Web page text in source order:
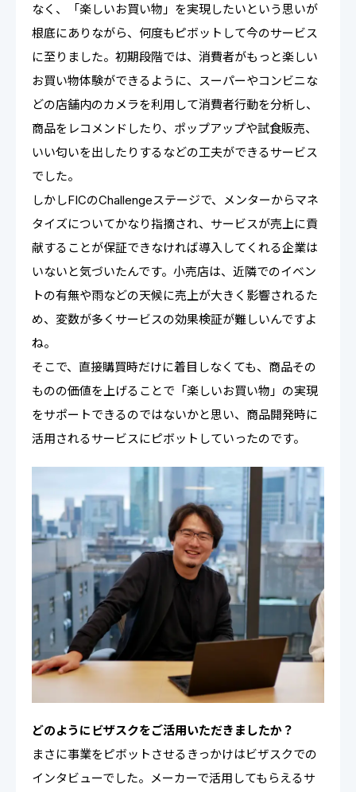
なく、「楽しいお買い物」を実現したいという思いが
根底にありながら、何度もピボットして今のサービス
に至りました。初期段階では、消費者がもっと楽しい
お買い物体験ができるように、スーパーやコンビニな
どの店舗内のカメラを利用して消費者行動を分析し、
商品をレコメンドしたり、ポップアップや試食販売、
いい匂いを出したりするなどの工夫ができるサービス
でした。
しかしFICのChallengeステージで、メンターからマネ
タイズについてかなり指摘され、サービスが売上に貢
献することが保証できなければ導入してくれる企業は
いないと気づいたんです。小売店は、近隣でのイベン
トの有無や雨などの天候に売上が大きく影響されるた
め、変数が多くサービスの効果検証が難しいんですよ
ね。
そこで、直接購買時だけに着目しなくても、商品その
ものの価値を上げることで「楽しいお買い物」の実現
をサポートできるのではないかと思い、商品開発時に
活用されるサービスにピボットしていったのです。
どのようにビザスクをご活用いただきましたか？
まさに事業をピボットさせるきっかけはビザスクでの
インタビューでした。メーカーで活用してもらえるサ